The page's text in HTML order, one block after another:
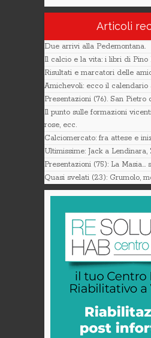
Articoli
Due arrivi alla Pedemontana.
Il calcio e la vita: i libri di Pino
Risultati e marcatori delle
Amichevoli: ecco il calendario
Presentazioni (76). San Pietro
Il punto sulle formazioni
rose, ecc.
Calciomercato: fra attese e
Ultimissime: Jack a Lendinara,
Presentazioni (75): La Masia…
Quasi svelati (23): Grumolo,